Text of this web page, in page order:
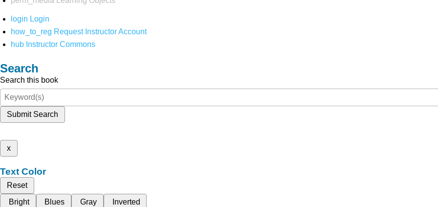
login Login
how_to_reg Request Instructor Account
hub Instructor Commons
Search
Search this book
Submit Search
x
Text Color
Reset
Bright
Blues Gray Inverted